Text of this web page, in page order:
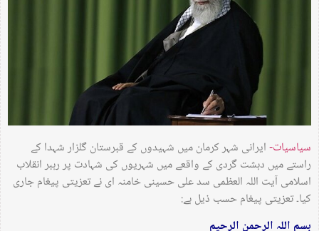
سیاسیات-ایرانی شہر کرمان میں شہیدوں کے قبرستان گلزار شہدا کے
راستے میں دہشت گردی کے واقعے میں شہریوں کی شہادت پر رہبر انقلاب
اسلامی آيت اللہ العظمی سد علی حسینی خامنہ ای نے تعزیتی پیغام جاری
کیا۔ تعزیتی پیغام حسب ذیل ہے:
بسم اللہ الرحمن الرحیم